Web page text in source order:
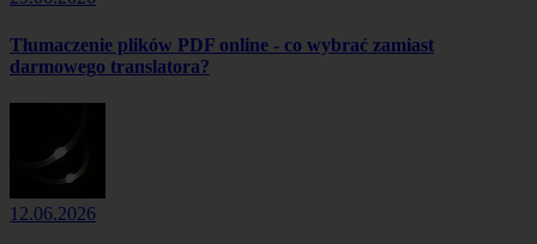
Tłumaczenie plików PDF online - co wybrać zamiast
darmowego translatora?
12.06.2026